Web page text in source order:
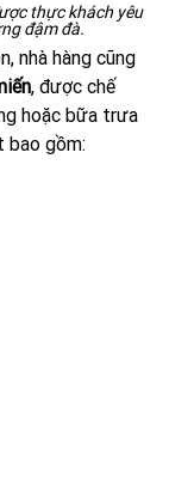
thực khách yêu
đậm đà.
nhà hàng cũng
, được chế
hoặc bữa trưa
bao gồm: